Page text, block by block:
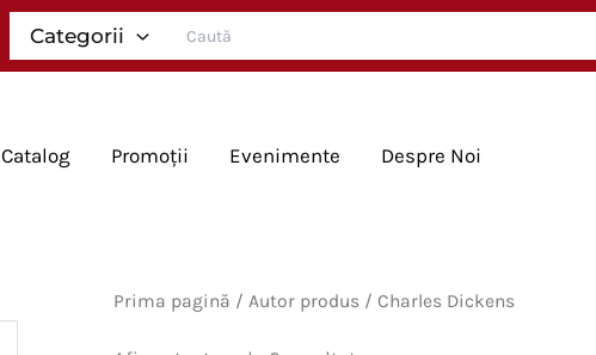
Categorii
for:
Catalog Promoții Evenimente Despre Noi
Prima pagină / Autor produs / Charles Dickens